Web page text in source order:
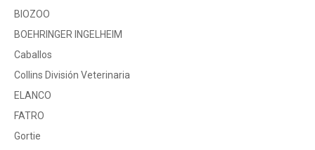
BIOZOO
BOEHRINGER INGELHEIM
Caballos
Collins División Veterinaria
ELANCO
FATRO
Gortie